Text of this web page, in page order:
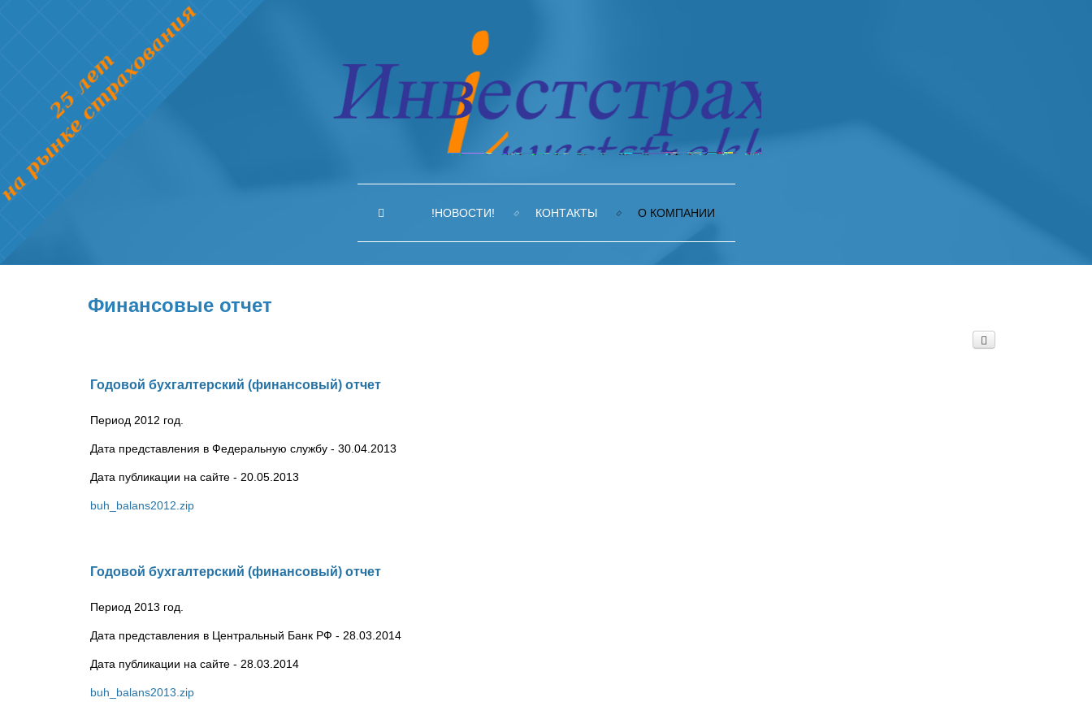
!НОВОСТИ! КОНТАКТЫ О КОМПАНИИ
Финансовые отчет
Годовой бухгалтерский (финансовый) отчет
Период 2012 год.
Дата представления в Федеральную службу - 30.04.2013
Дата публикации на сайте - 20.05.2013
buh_balans2012.zip
Годовой бухгалтерский (финансовый) отчет
Период 2013 год.
Дата представления в Центральный Банк РФ - 28.03.2014
Дата публикации на сайте - 28.03.2014
buh_balans2013.zip